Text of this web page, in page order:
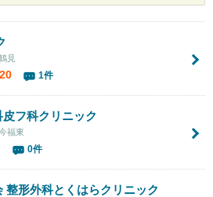
見
1件
フ科クリニック
福東
0件
整形外科とくはらクリニック